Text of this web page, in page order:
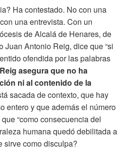
Ha contestado. No con una
una entrevista. Con un
de Alcalá de Henares, de
Juan Antonio Reig, dice que “si
ofendida por las palabras
asegura que no ha
ni al contenido de la
sacada de contexto, que hay
entero y que además el número
“como consecuencia del
humana quedó debilitada a
sirve como disculpa?